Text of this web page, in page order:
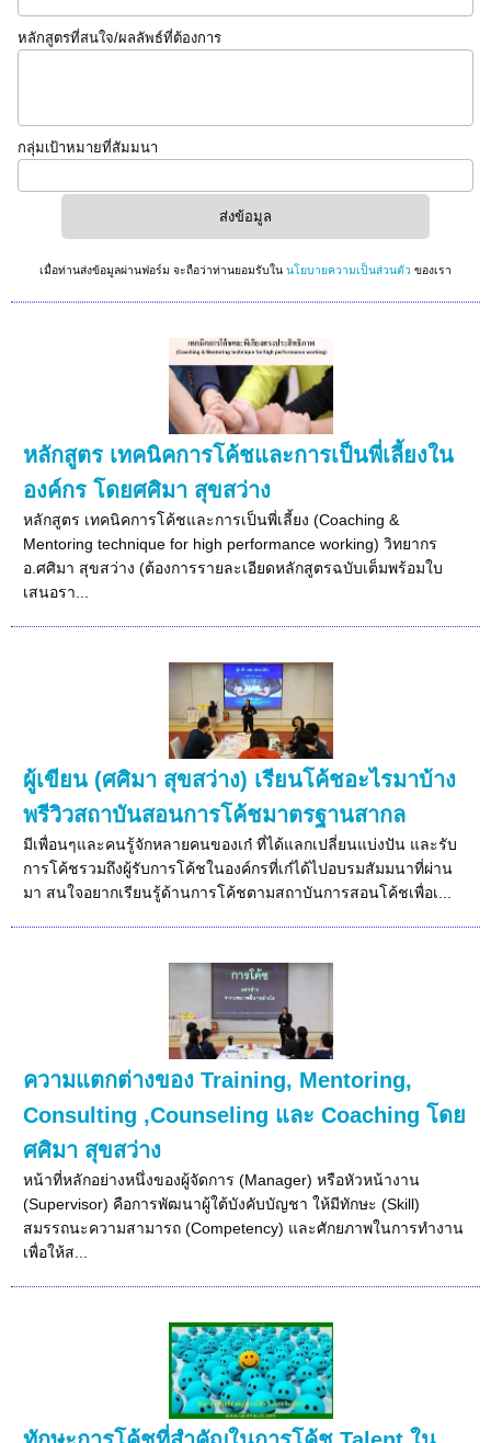
หลักสูตรที่สนใจ/ผลลัพธ์ที่ต้องการ
กลุ่มเป้าหมายที่สัมมนา
เมื่อท่านส่งข้อมูลผ่านฟอร์ม จะถือว่าท่านยอมรับใน นโยบายความเป็นส่วนตัว ของเรา
หลักสูตร เทคนิคการโค้ชและการเป็นพี่เลี้ยงใน
องค์กร โดยศศิมา สุขสว่าง
หลักสูตร เทคนิคการโค้ชและการเป็นพี่เลี้ยง (Coaching &
Mentoring technique for high performance working) วิทยากร
อ.ศศิมา สุขสว่าง (ต้องการรายละเอียดหลักสูตรฉบับเต็มพร้อมใบ
เสนอรา...
ผู้เขียน (ศศิมา สุขสว่าง) เรียนโค้ชอะไรมาบ้าง
พรีวิวสถาบันสอนการโค้ชมาตรฐานสากล
มีเพื่อนๆและคนรู้จักหลายคนของเก๋ ที่ได้แลกเปลี่ยนแบ่งปัน และรับ
การโค้ชรวมถึงผู้รับการโค้ชในองค์กรที่เก๋ได้ไปอบรมสัมมนาที่ผ่าน
มา สนใจอยากเรียนรู้ด้านการโค้ชตามสถาบันการสอนโค้ชเพื่อเ...
ความแตกต่างของ Training, Mentoring,
Consulting ,Counseling และ Coaching โดย
ศศิมา สุขสว่าง
หน้าที่หลักอย่างหนึ่งของผู้จัดการ (Manager) หรือหัวหน้างาน
(Supervisor) คือการพัฒนาผู้ใต้บังคับบัญชา ให้มีทักษะ (Skill)
สมรรถนะความสามารถ (Competency) และศักยภาพในการทำงาน
เพื่อให้ส...